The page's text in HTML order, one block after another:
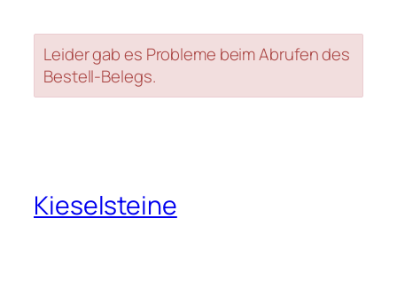
Leider gab es Probleme beim Abrufen des
Bestell-Belegs.
Kieselsteine